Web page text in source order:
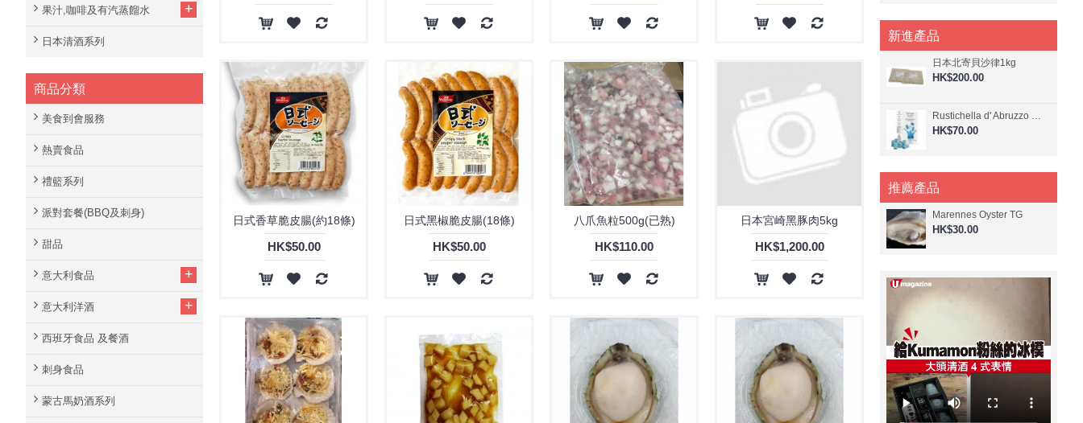
果汁,咖啡及有汽蒸餾水 +
日本清酒系列
商品分類
美食到會服務
熱賣食品
禮籃系列
派對套餐(BBQ及刺身)
甜品
意大利食品 +
意大利洋酒 +
西班牙食品 及餐酒
刺身食品
蒙古馬奶酒系列
日式黑椒脆皮腸 (1)
日本和牛肉眼 (1)
日本宮崎黑豚肉 (1)
杏仁蝦球 (1)
格靈蘭比目魚 (1)
澳洲優質草飼羊架(3支骨)(無激素
添加) (1)
澳洲青邊鮑 (3)
煙腩肉(美國天然豬) (1)
牛仔骨 (1)
美國天然豬煙腩肉 (1)
美國安格斯肉眼扒 (1)
美國急凍黃螺肉3 (1)
美國火雞 (1)
新進產品
日本北寄貝沙律1kg
HK$200.00
Rustichella d' Abruzzo 阿布素 - 螺旋藻香檸檬味意大利寬管粉 250g
HK$70.00
推薦產品
Marennes Oyster TG
HK$30.00
日式香草脆皮腸(約18條)
HK$50.00
日式黑椒脆皮腸(18條)
HK$50.00
八爪魚粒500g(已熟)
HK$110.00
日本宮崎黑豚肉5kg
HK$1,200.00